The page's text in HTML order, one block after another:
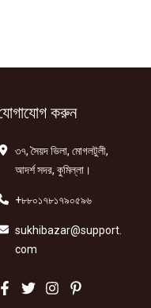
করুন
৩৭, সৈয়দ ভিলা, মোগলটুলী,
আদর্শ সদর, কুমিল্লা।
+৮৮০১৭৮১৭৯০৫৯৬
sukhibazar@support.
com